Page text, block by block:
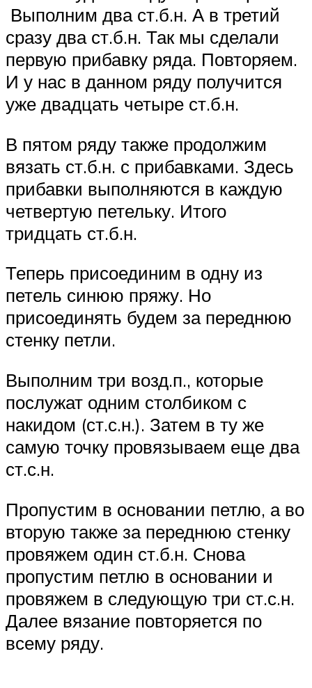
Выполним два ст.б.н. А в третий
сразу два ст.б.н. Так мы сделали
первую прибавку ряда. Повторяем.
И у нас в данном ряду получится
уже двадцать четыре ст.б.н.
В пятом ряду также продолжим
вязать ст.б.н. с прибавками. Здесь
прибавки выполняются в каждую
четвертую петельку. Итого
тридцать ст.б.н.
Теперь присоединим в одну из
петель синюю пряжу. Но
присоединять будем за переднюю
стенку петли.
Выполним три возд.п., которые
послужат одним столбиком с
накидом (ст.с.н.). Затем в ту же
самую точку провязываем еще два
ст.с.н.
Пропустим в основании петлю, а во
вторую также за переднюю стенку
провяжем один ст.б.н. Снова
пропустим петлю в основании и
провяжем в следующую три ст.с.н.
Далее вязание повторяется по
всему ряду.